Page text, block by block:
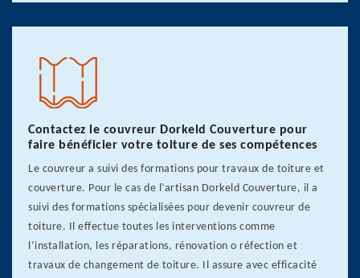
Contactez le couvreur Dorkeld Couverture pour
faire bénéficier votre toiture de ses compétences
Le couvreur a suivi des formations pour travaux de toiture et
couverture. Pour le cas de l’artisan Dorkeld Couverture, il a
suivi des formations spécialisées pour devenir couvreur de
toiture. Il effectue toutes les interventions comme
l’installation, les réparations, rénovation o réfection et
travaux de changement de toiture. Il assure avec efficacité